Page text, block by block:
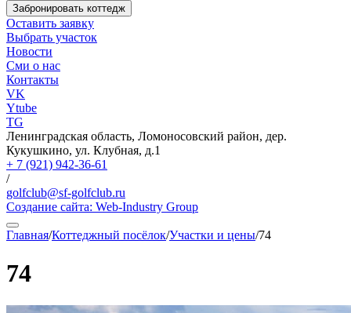
Забронировать коттедж
Оставить заявку
Выбрать участок
Новости
Сми о нас
Контакты
VK
Ytube
TG
Ленинградская область, Ломоносовский район, дер.
Кукушкино, ул. Клубная, д.1
+ 7 (921) 942-36-61
/
golfclub@sf-golfclub.ru
Создание сайта: Web-Industry Group
Главная/Коттеджный посёлок/Участки и цены/74
74